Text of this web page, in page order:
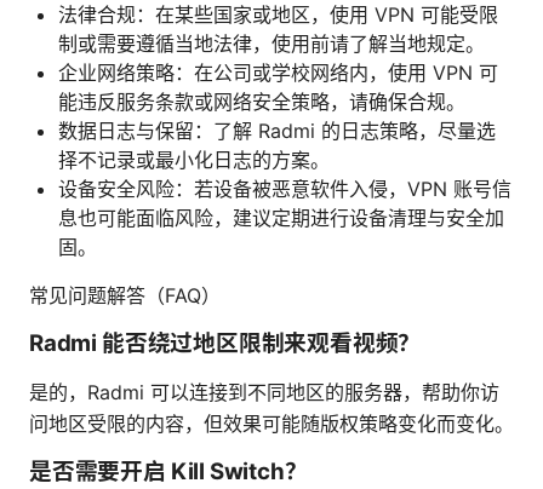
法律合规：在某些国家或地区，使用 VPN 可能受限
制或需要遵循当地法律，使用前请了解当地规定。
企业网络策略：在公司或学校网络内，使用 VPN 可
能违反服务条款或网络安全策略，请确保合规。
数据日志与保留：了解 Radmi 的日志策略，尽量选
择不记录或最小化日志的方案。
设备安全风险：若设备被恶意软件入侵，VPN 账号信
息也可能面临风险，建议定期进行设备清理与安全加
固。
常见问题解答（FAQ）
Radmi 能否绕过地区限制来观看视频？
是的，Radmi 可以连接到不同地区的服务器，帮助你访
问地区受限的内容，但效果可能随版权策略变化而变化。
是否需要开启 Kill Switch？